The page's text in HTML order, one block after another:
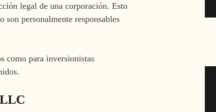
legal de una corporación. Esto
personalmente responsables
como para inversionistas